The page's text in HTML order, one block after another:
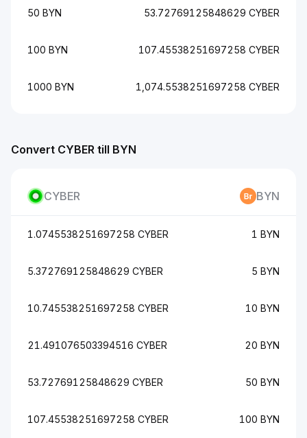
Convert CYBER till BYN
CYBER BYN
1.0745538251697258 CYBER 1 BYN
5.372769125848629 CYBER 5 BYN
10.745538251697258 CYBER 10 BYN
21.491076503394516 CYBER 20 BYN
53.72769125848629 CYBER 50 BYN
107.45538251697258 CYBER 100 BYN
50 BYN 53.72769125848629 CYBER
100 BYN 107.45538251697258 CYBER
1000 BYN 1,074.5538251697258 CYBER